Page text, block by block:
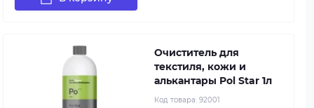
Очиститель для
текстиля, кожи и
алькантары Pol Star 1л
Код товара: 92001